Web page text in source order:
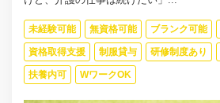
未経験可能 無資格可能 ブランク可能
資格取得支援 制服貸与 研修制度あり
扶養内可 WワークOK